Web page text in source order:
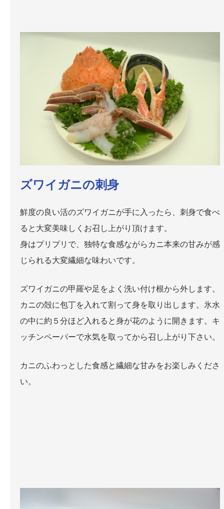
ズワイガニの刺身
鮮度の良い活のズワイガニが手に入ったら、刺身で食べ
ると大変美味しくお召し上がり頂けます。
身はプリプリで、独特な食感ながらカニ本来の甘みが感
じられる大変繊細な味わいです。
ズワイガニの甲羅や足をよく洗い付け根から外します。
カニの殻に包丁を入れて割って身を取り出します。氷水
の中に約５分ほど入れると身が花のように開きます。キ
ッチンペーパーで水気を取ってから召し上がり下さい。
カニのふわっとした食感と繊細な甘みをお楽しみくださ
い。